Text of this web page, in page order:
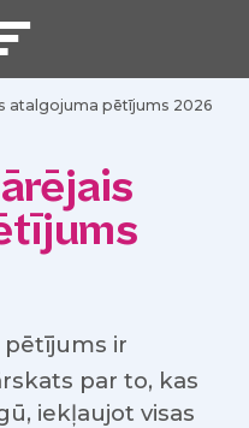
atalgojuma pētījums 2026
pētījums ir
par to, kas
iekļaujot visas